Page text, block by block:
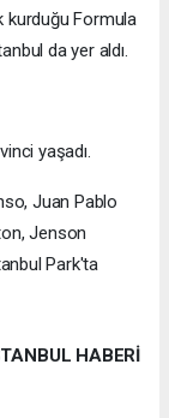
kurduğu Formula
da yer aldı.
yaşadı.
Juan Pablo
Jenson
Park'ta
HABERİ